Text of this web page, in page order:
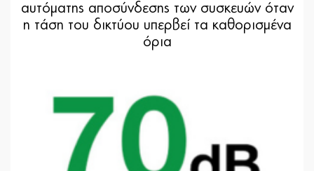
αυτόματης αποσύνδεσης των συσκευών όταν
η τάση του δικτύου υπερβεί τα καθορισμένα
όρια